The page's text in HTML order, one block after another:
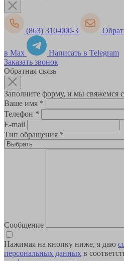
(863) 310-000-3
в Max
Написать в Telegram
Заказать звонок
Обратная связь
Заполните форму, и мы свяжемся
Ваше имя *
Телефон *
E-mail
Тип обращения *
Сообщение
Нажимая на кнопку ниже, я даю
персональных данных в